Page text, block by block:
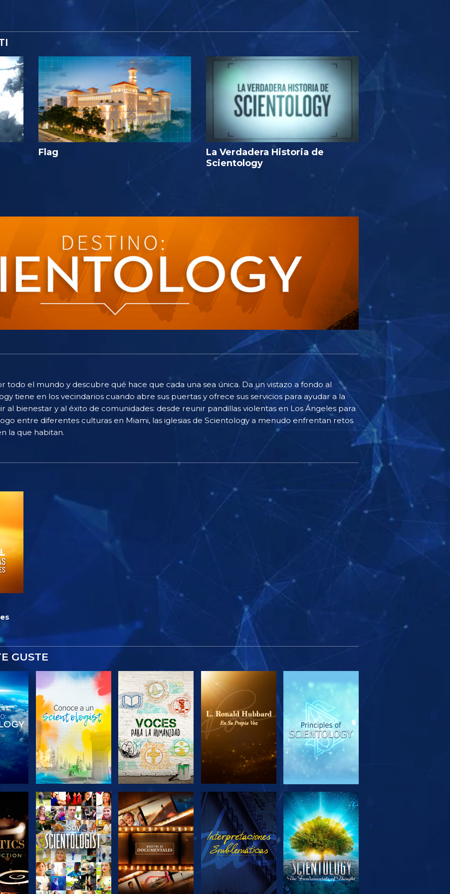
Flag
La Verdadera Historia de
Scientology
todo el mundo y descubre qué hace que cada una sea única. Da un vistazo a fondo al
tiene en los vecindarios cuando abre sus puertas y ofrece sus servicios para ayudar a la
al bienestar y al éxito de comunidades: desde reunir pandillas violentas en Los Ángeles para
entre diferentes culturas en Miami, las iglesias de Scientology a menudo enfrentan retos
la que habitan.
GUSTE
LAS
EXPLORA LAS
SERIES
EXPLORA LAS
SERIES
EXPLORA LAS
SERIES
VE